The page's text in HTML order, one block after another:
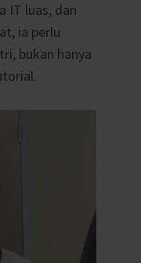
IT luas, dan
ia perlu
bukan hanya